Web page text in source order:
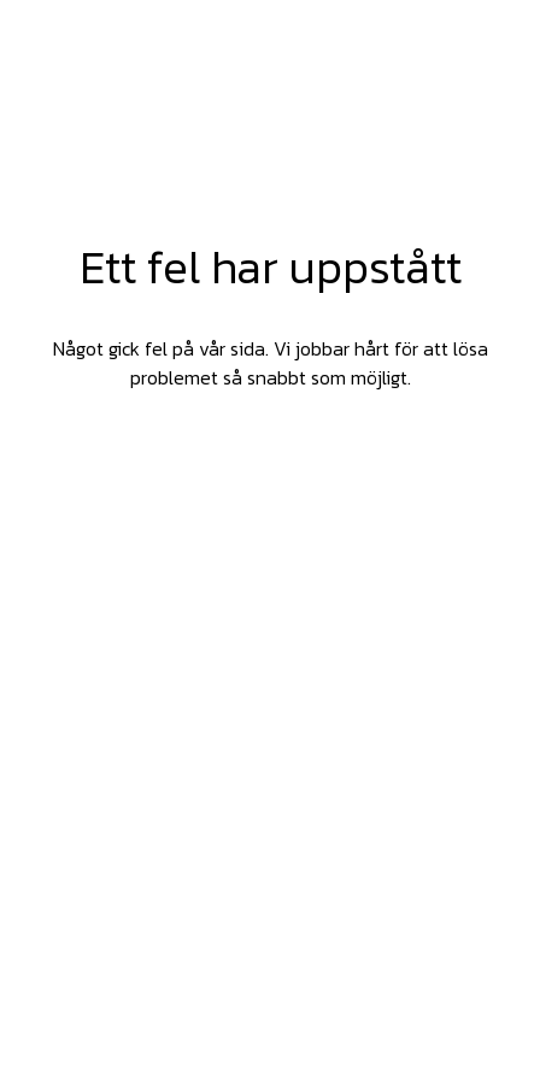
Ett fel har uppstått
Något gick fel på vår sida. Vi jobbar hårt för att lösa
problemet så snabbt som möjligt.